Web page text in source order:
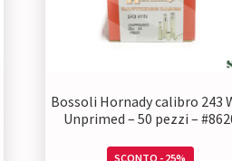
Bossoli Hornady calibro 243
Unprimed – 50 pezzi –
SCONTO - 25%